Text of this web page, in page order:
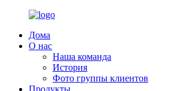
Дома
О нас
Наша команда
История
Фото группы клиентов
Продукты